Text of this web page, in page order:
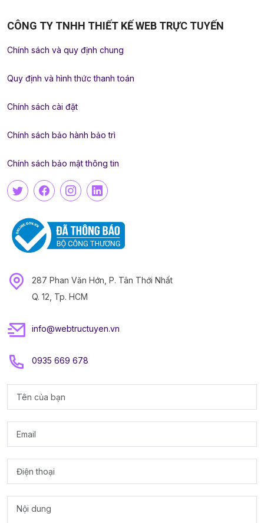
CÔNG TY TNHH THIẾT KẾ WEB TRỰC TUYẾN
Chính sách và quy định chung
Quy định và hình thức thanh toán
Chính sách cài đặt
Chính sách bảo hành bảo trì
Chính sách bảo mật thông tin
287 Phan Văn Hớn, P. Tân Thới Nhất
Q. 12, Tp. HCM
info@webtructuyen.vn
0935 669 678